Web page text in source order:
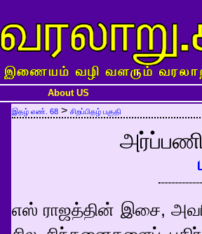
About US
இதழ் எண். 68 > சிறப்பிதழ் பகுதி
எஸ் ராஜத்தின் இசை,